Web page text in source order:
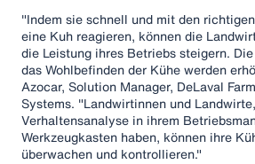
"Indem sie schnell und mit den
eine Kuh reagieren, können die
die Leistung ihres Betriebs steigern.
das Wohlbefinden der Kühe werden
Azocar, Solution Manager, DeLaval
Systems. "Landwirtinnen und
Verhaltensanalyse in ihrem
Werkzeugkasten haben, können ihre
überwachen und kontrollieren."